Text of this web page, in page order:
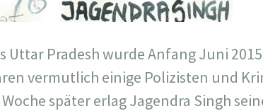
Pradesh wurde Anfang Juni
vermutlich einige Polizisten und
später erlag Jagendra Singh